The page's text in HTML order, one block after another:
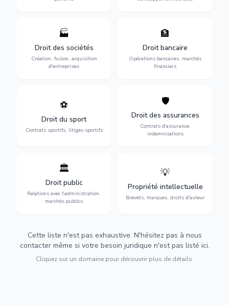
🏭
Droit des sociétés
Création, fusion, acquisition
d'entreprises
Structuration de votre
société : création, fusion-
acquisition, gouvernance et
restructuration.
🏦
Droit bancaire
Opérations bancaires, marchés
financiers
Gestion de vos opérations
financières : contentieux
bancaire, investissements et
régulation.
⚽
Droit du sport
Contrats sportifs, litiges sportifs
Expertise en droit sportif :
transferts, sponsoring et
contentieux.
🛡️
Droit des assurances
Contrats d'assurance,
indemnisations
Défense de vos intérêts :
contrats d'assurance,
sinistres et indemnisations
optimales.
🏛️
Droit public
Relations avec l'administration,
marchés publics
Gestion de vos relations
avec l'administration :
marchés publics,
urbanisme et contentieux.
💡
Propriété intellectuelle
Brevets, marques, droits d'auteur
Protection de vos créations
d'auteur et lutte contre la
contrefaçon.
Cette liste n'est pas exhaustive. N'hésitez pas à nous
contacter même si votre besoin juridique n'est pas listé ici.
Cliquez sur un domaine pour découvrir plus de détails.